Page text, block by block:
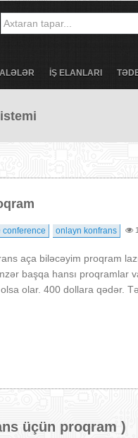
İŞ ELANLARI
conference onlayn konfrans
aça biləcəyim proqram
başqa hansı proqramlar
olar. 400 dollara qədər.
üçün proqram )